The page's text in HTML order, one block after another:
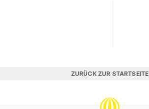
ZURÜCK ZUR STARTSEITE
REISEVERGNÜGEN